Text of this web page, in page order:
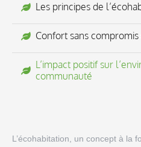
Les principes de
Confort sans
L’impact positif sur
communauté
L’écohabitation, un concept à la